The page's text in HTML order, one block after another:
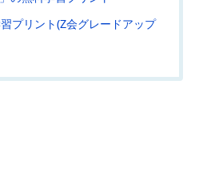
プリント(Z会グレードアップ